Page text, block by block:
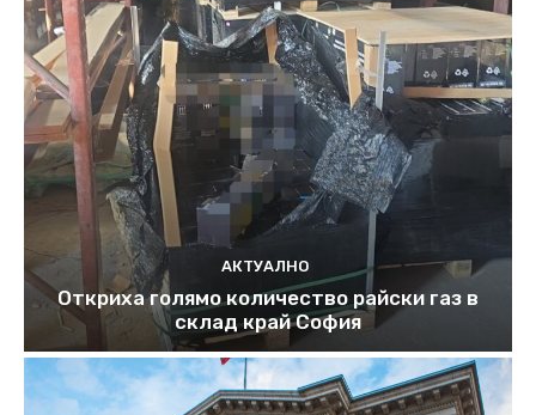
АКТУАЛНО
Откриха голямо количество райски газ в
склад край София